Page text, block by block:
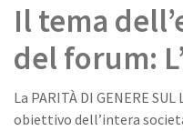
Il tema
del forum:
La PARITÀ DI GENERE
obiettivo dell’intera